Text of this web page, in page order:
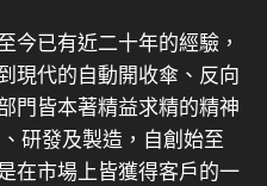
今已有近二十年的經驗，
現代的自動開收傘、反向
門皆本著精益求精的精神
研發及製造，自創始至
在市場上皆獲得客戶的一